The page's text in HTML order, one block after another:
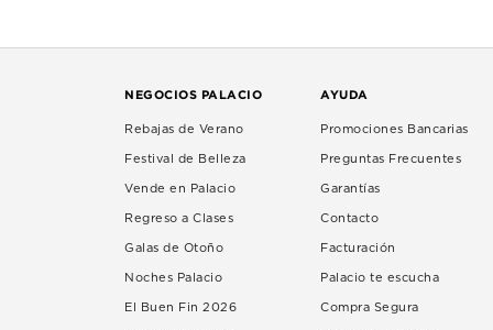
NEGOCIOS PALACIO
Rebajas de Verano
Festival de Belleza
Vende en Palacio
Regreso a Clases
Galas de Otoño
Noches Palacio
El Buen Fin 2026
AYUDA
Promociones Bancarias
Preguntas Frecuentes
Garantías
Contacto
Facturación
Palacio te escucha
Compra Segura